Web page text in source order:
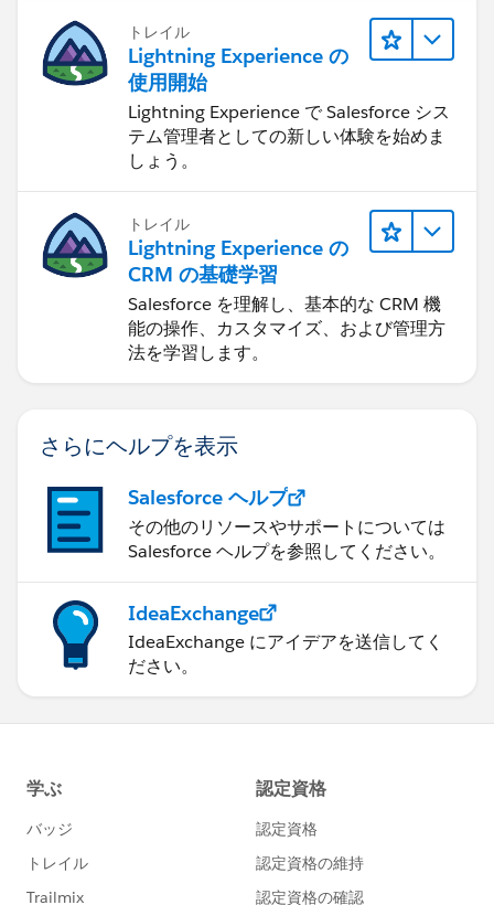
トレイル
Lightning Experience の
使用開始
Lightning Experience で Salesforce シス
テム管理者としての新しい体験を始めま
しょう。
トレイル
Lightning Experience の
CRM の基礎学習
Salesforce を理解し、基本的な CRM 機
能の操作、カスタマイズ、および管理方
法を学習します。
さらにヘルプを表示
Salesforce ヘルプ
その他のリソースやサポートについては
Salesforce ヘルプを参照してください。
IdeaExchange
IdeaExchange にアイデアを送信してく
ださい。